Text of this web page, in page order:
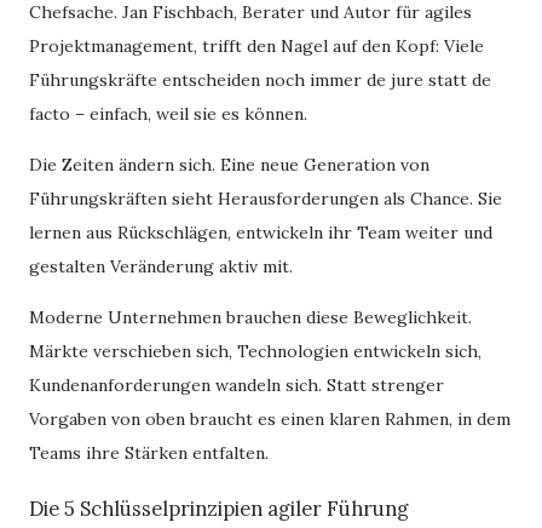
Chefsache. Jan Fischbach, Berater und Autor für agiles
Projektmanagement, trifft den Nagel auf den Kopf: Viele
Führungskräfte entscheiden noch immer de jure statt de
facto – einfach, weil sie es können.
Die Zeiten ändern sich. Eine neue Generation von
Führungskräften sieht Herausforderungen als Chance. Sie
lernen aus Rückschlägen, entwickeln ihr Team weiter und
gestalten Veränderung aktiv mit.
Moderne Unternehmen brauchen diese Beweglichkeit.
Märkte verschieben sich, Technologien entwickeln sich,
Kundenanforderungen wandeln sich. Statt strenger
Vorgaben von oben braucht es einen klaren Rahmen, in dem
Teams ihre Stärken entfalten.
Die 5 Schlüsselprinzipien agiler Führung